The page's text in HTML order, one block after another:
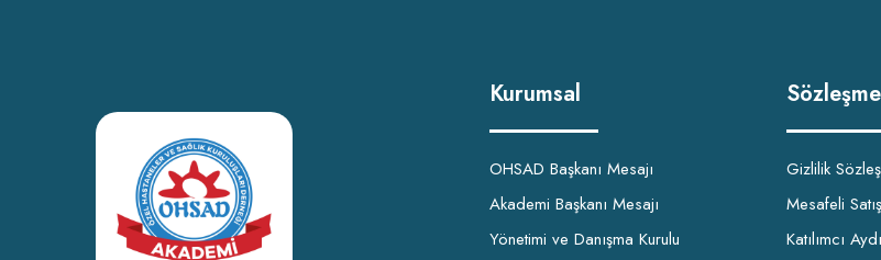
Kurumsal
OHSAD Başkanı Mesajı
Akademi Başkanı Mesajı
Yönetimi ve Danışma Kurulu
Gizlilik
Mesafeli
Katılımcı